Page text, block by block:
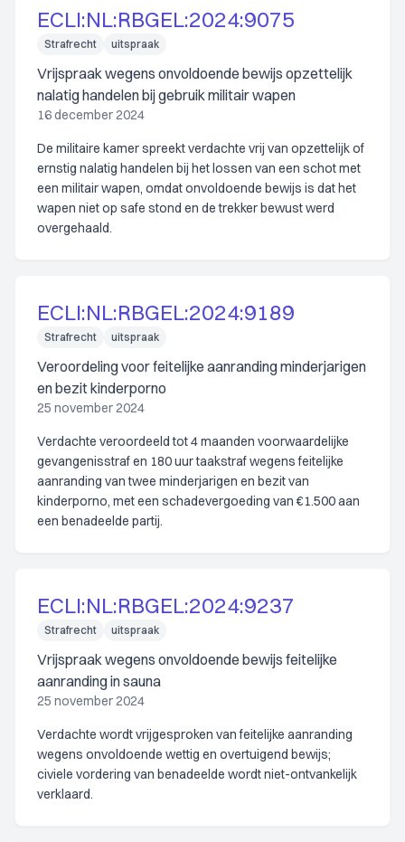
ECLI:NL:RBGEL:2024:9075
Strafrecht uitspraak
Vrijspraak wegens onvoldoende bewijs opzettelijk
nalatig handelen bij gebruik militair wapen
16 december 2024
De militaire kamer spreekt verdachte vrij van opzettelijk of
ernstig nalatig handelen bij het lossen van een schot met
een militair wapen, omdat onvoldoende bewijs is dat het
wapen niet op safe stond en de trekker bewust werd
overgehaald.
ECLI:NL:RBGEL:2024:9189
Strafrecht uitspraak
Veroordeling voor feitelijke aanranding minderjarigen
en bezit kinderporno
25 november 2024
Verdachte veroordeeld tot 4 maanden voorwaardelijke
gevangenisstraf en 180 uur taakstraf wegens feitelijke
aanranding van twee minderjarigen en bezit van
kinderporno, met een schadevergoeding van €1.500 aan
een benadeelde partij.
ECLI:NL:RBGEL:2024:9237
Strafrecht uitspraak
Vrijspraak wegens onvoldoende bewijs feitelijke
aanranding in sauna
25 november 2024
Verdachte wordt vrijgesproken van feitelijke aanranding
wegens onvoldoende wettig en overtuigend bewijs;
civiele vordering van benadeelde wordt niet-ontvankelijk
verklaard.